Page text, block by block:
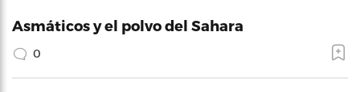
Asmáticos y el polvo del Sahara
0